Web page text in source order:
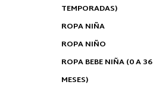
TEMPORADAS)
ROPA NIÑA
ROPA NIÑO
ROPA BEBE NIÑA (0 A 36
MESES)